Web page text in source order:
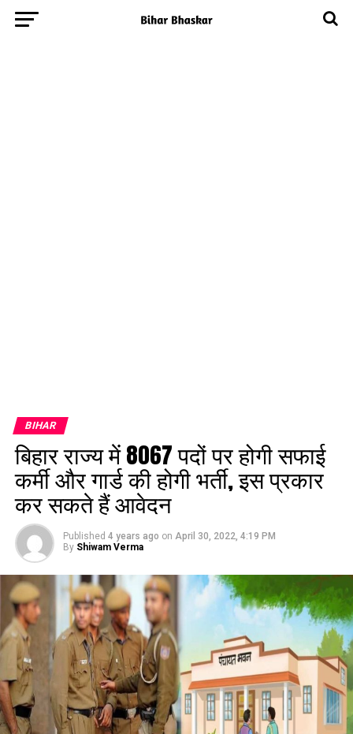
BIHAR
बिहार राज्य में 8067 पदों पर होगी सफाई
कर्मी और गार्ड की होगी भर्ती, इस प्रकार
कर सकते हैं आवेदन
Published 4 years ago on April 30, 2022, 4:19 PM
By Shiwam Verma